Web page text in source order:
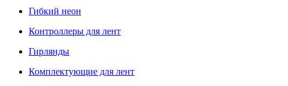
Гибкий неон
Контроллеры для лент
Гирлянды
Комплектующие для лент